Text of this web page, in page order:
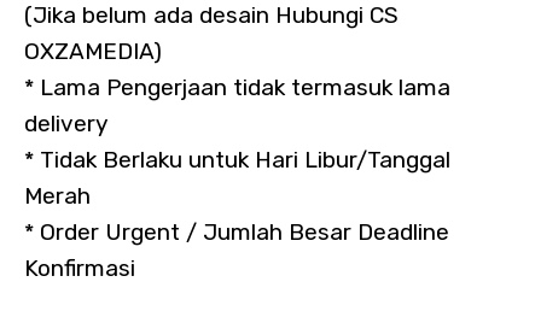
(Jika belum ada desain Hubungi CS
OXZAMEDIA)
* Lama Pengerjaan tidak termasuk lama
delivery
* Tidak Berlaku untuk Hari Libur/Tanggal
Merah
* Order Urgent / Jumlah Besar Deadline
Konfirmasi